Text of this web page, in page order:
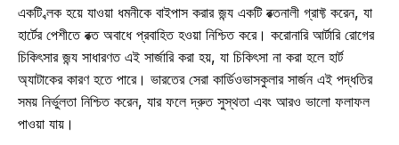
একটি ব্লক হয়ে যাওয়া ধমনীকে বাইপাস করার জন্য একটি রক্তনালী গ্রাফ্ট করেন, যা
হার্টের পেশীতে রক্ত অবাধে প্রবাহিত হওয়া নিশ্চিত করে। করোনারি আর্টারি রোগের
চিকিৎসার জন্য সাধারণত এই সার্জারি করা হয়, যা চিকিৎসা না করা হলে হার্ট
অ্যাটাকের কারণ হতে পারে। ভারতের সেরা কার্ডিওভাসকুলার সার্জন এই পদ্ধতির
সময় নির্ভুলতা নিশ্চিত করেন, যার ফলে দ্রুত সুস্থতা এবং আরও ভালো ফলাফল
পাওয়া যায়।